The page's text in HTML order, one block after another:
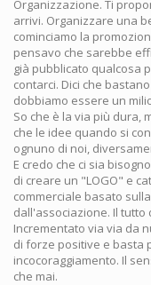
Organizzazione. Ti
arrivi. Organizzare una
cominciamo la
pensavo che sarebbe
già pubblicato qualcosa
contarci. Dici che
dobbiamo essere un
So che è la via più dura,
che le idee quando si
ognuno di noi,
E credo che ci sia
di creare un "LOGO" e
commerciale basato
dall'associazione. Il tutto
Incrementato via via da
di forze positive e basta
incocoraggiamento. Il
che mai.